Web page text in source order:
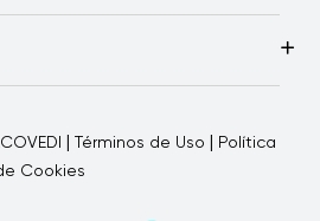
®Quienes SomosPolítica de
te apoyamosBlogs -
|Términos de Uso | Política
Cookies